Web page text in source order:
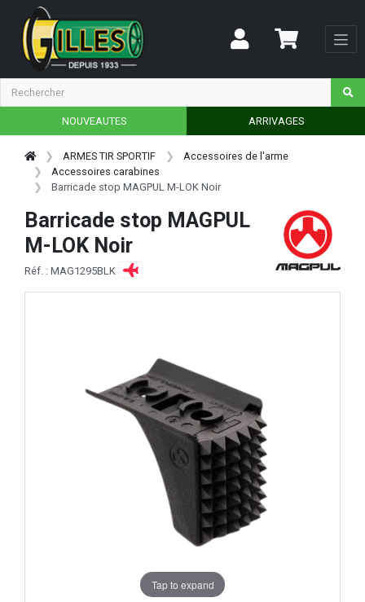
NOUVEAUTES ARRIVAGES
ARMES TIR SPORTIF
Accessoires de l'arme
Accessoires carabines
Barricade stop MAGPUL M-LOK Noir
Barricade stop MAGPUL
M-LOK Noir
Réf. : MAG1295BLK
Tap to expand